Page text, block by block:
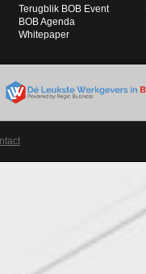
Terugblik BOB Event
BOB Agenda
Whitepaper